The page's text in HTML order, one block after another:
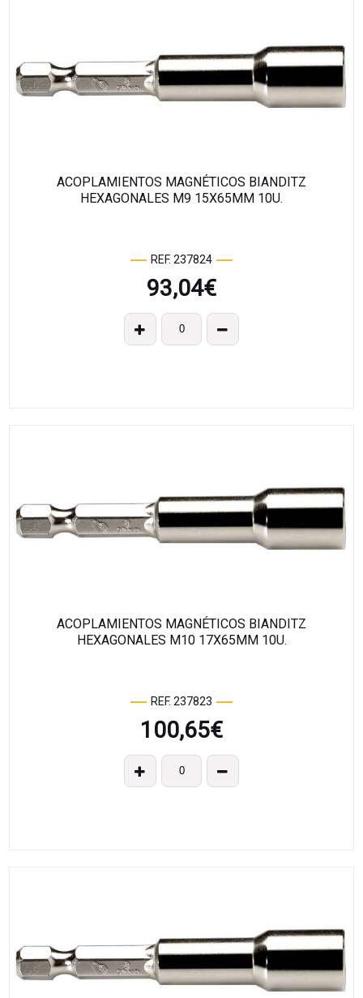
ACOPLAMIENTOS MAGNÉTICOS BIANDITZ
HEXAGONALES M9 15X65MM 10U.
REF. 237824
93,04€
ACOPLAMIENTOS MAGNÉTICOS BIANDITZ
HEXAGONALES M10 17X65MM 10U.
REF. 237823
100,65€